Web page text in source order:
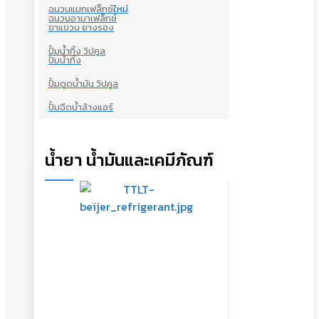
ฉนวนแมกเฟล็กซ์ใหม่
ฉนวนอามาเฟล็กซ์
ขาแขวน ยางรอง
ปั้มน้ำทิ้ง วิปคูล
ปั้มน้ำทิ้ง
ปั้มดูดน้ำมัน วิปคูล
ปั้มฉีดน้ำล้างแอร์
น้ำยา น้ำมันและเคมีภัณฑ์